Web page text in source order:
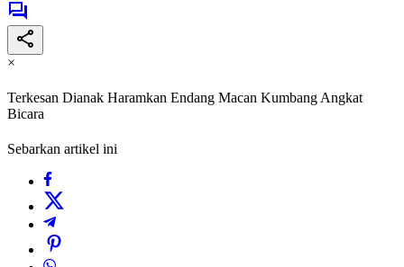
×
Terkesan Dianak Haramkan Endang Macan Kumbang Angkat
Bicara
Sebarkan artikel ini